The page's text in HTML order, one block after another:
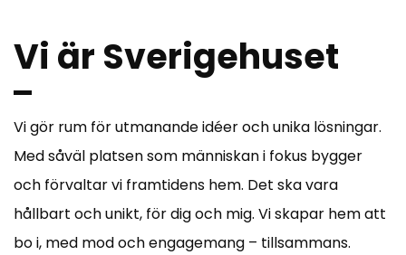
Vi är Sverigehuset
Vi gör rum för utmanande idéer och unika lösningar.
Med såväl platsen som människan i fokus bygger
och förvaltar vi framtidens hem. Det ska vara
hållbart och unikt, för dig och mig. Vi skapar hem att
bo i, med mod och engagemang – tillsammans.